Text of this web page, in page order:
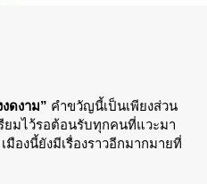
ดงาม” คำขวัญนี้เป็นเพียงส่วน
ยมไว้รอต้อนรับทุกคนที่แวะมา
เมืองนี้ยังมีเรื่องราวอีกมากมายที่